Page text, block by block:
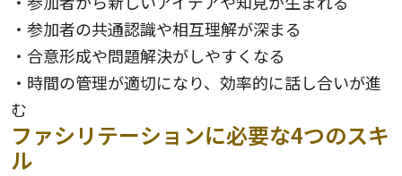
・参加者の共通認識や相互理解が深まる
・合意形成や問題解決がしやすくなる
・時間の管理が適切になり、効率的に話し合いが進
む
ファシリテーションに必要な4つのスキ
ル